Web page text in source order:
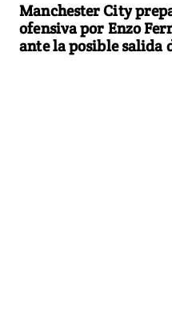
Manchester City
ofensiva por Enzo
ante la posible salida